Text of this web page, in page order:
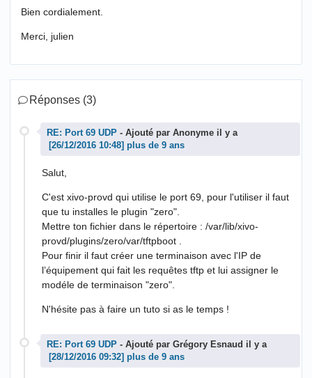
Bien cordialement.
Merci, julien
Réponses (3)
RE: Port 69 UDP - Ajouté par Anonyme il y a
plus de 9 ans
Salut,
C'est xivo-provd qui utilise le port 69, pour l'utiliser il faut
que tu installes le plugin "zero".
Mettre ton fichier dans le répertoire : /var/lib/xivo-
provd/plugins/zero/var/tftpboot .
Pour finir il faut créer une terminaison avec l'IP de
l’équipement qui fait les requêtes tftp et lui assigner le
modéle de terminaison "zero".
N'hésite pas à faire un tuto si as le temps !
RE: Port 69 UDP - Ajouté par Grégory Esnaud il y a
plus de 9 ans